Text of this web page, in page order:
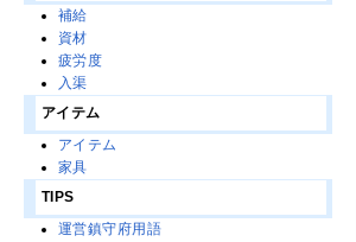
補給
資材
疲労度
入渠
アイテム
アイテム
家具
TIPS
運営鎮守府用語